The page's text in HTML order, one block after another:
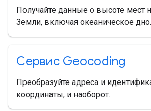
Получайте данные о высоте мест
Земли, включая океаническое дно.
Сервис Geocoding
Преобразуйте адреса и
координаты, и наоборот.